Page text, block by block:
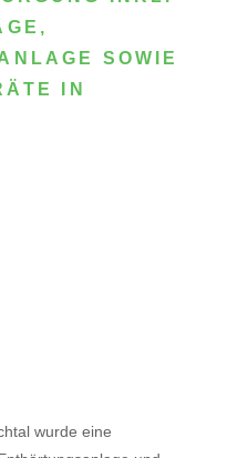
SOWIE
IN
wurde eine